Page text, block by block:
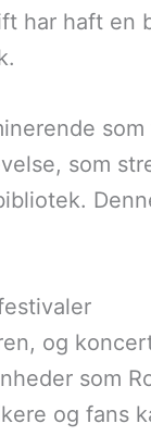
har haft
som
og
som
og fans